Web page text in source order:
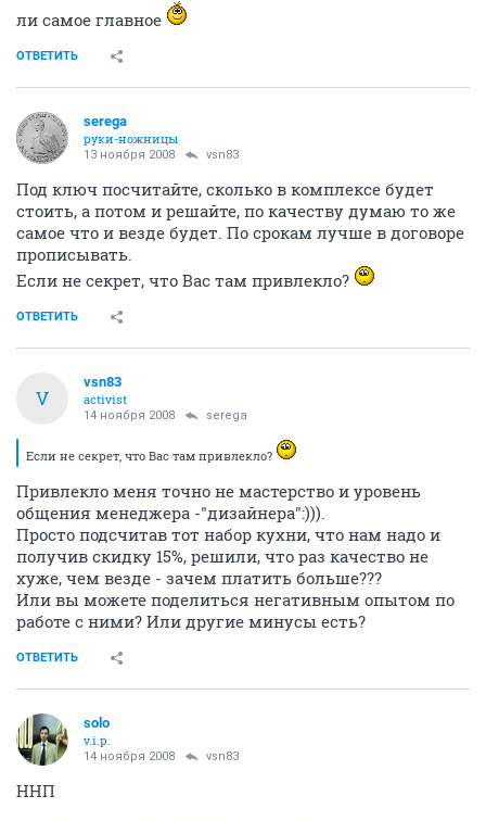
ли самое главное
ОТВЕТИТЬ
serega
руки-ножницы
13 ноября 2008 vsn83
Под ключ посчитайте, сколько в комплексе будет
стоить, а потом и решайте, по качеству думаю то же
самое что и везде будет. По срокам лучше в договоре
прописывать.
Если не секрет, что Вас там привлекло?
ОТВЕТИТЬ
V
vsn83
activist
14 ноября 2008 serega
Если не секрет, что Вас там привлекло?
Привлекло меня точно не мастерство и уровень
общения менеджера -"дизайнера":))).
Просто подсчитав тот набор кухни, что нам надо и
получив скидку 15%, решили, что раз качество не
хуже, чем везде - зачем платить больше???
Или вы можете поделиться негативным опытом по
работе с ними? Или другие минусы есть?
ОТВЕТИТЬ
solo
v.i.p.
14 ноября 2008 vsn83
ННП